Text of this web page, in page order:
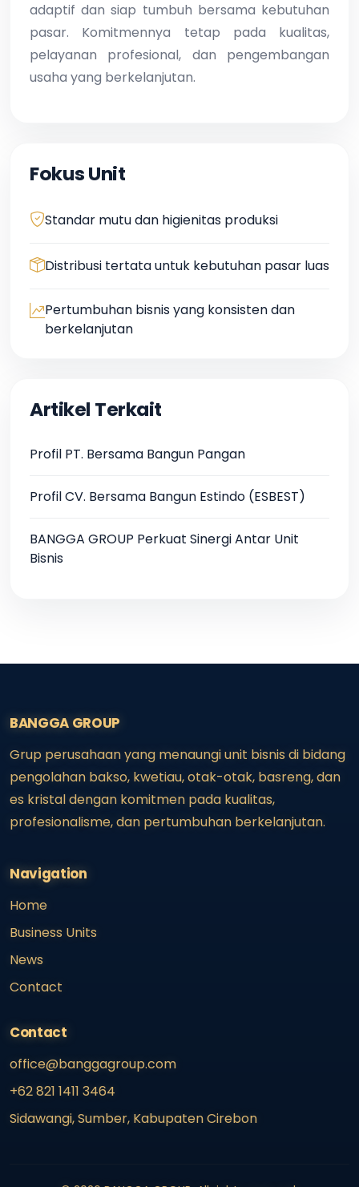
adaptif dan siap tumbuh bersama kebutuhan
pasar. Komitmennya tetap pada kualitas,
pelayanan profesional, dan pengembangan
usaha yang berkelanjutan.
Fokus Unit
Standar mutu dan higienitas produksi
Distribusi tertata untuk kebutuhan pasar luas
Pertumbuhan bisnis yang konsisten dan
berkelanjutan
Artikel Terkait
Profil PT. Bersama Bangun Pangan
Profil CV. Bersama Bangun Estindo (ESBEST)
BANGGA GROUP Perkuat Sinergi Antar Unit
Bisnis
BANGGA GROUP
Grup perusahaan yang menaungi unit bisnis di bidang
pengolahan bakso, kwetiau, otak-otak, basreng, dan
es kristal dengan komitmen pada kualitas,
profesionalisme, dan pertumbuhan berkelanjutan.
Navigation
Home
Business Units
News
Contact
Contact
office@banggagroup.com
+62 821 1411 3464
Sidawangi, Sumber, Kabupaten Cirebon